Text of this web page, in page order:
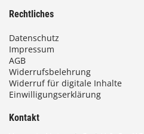
Rechtliches
Datenschutz
Impressum
AGB
Widerrufsbelehrung
Widerruf für digitale Inhalte
Einwilligungserklärung
Kontakt